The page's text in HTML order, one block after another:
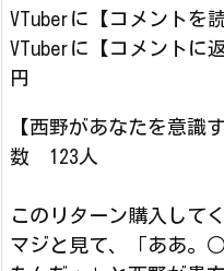
VTuberに【コメントを
VTuberに【コメントに
円
【西野があなたを意
数 123人
このリターン購入して
マジと見て、「ああ。